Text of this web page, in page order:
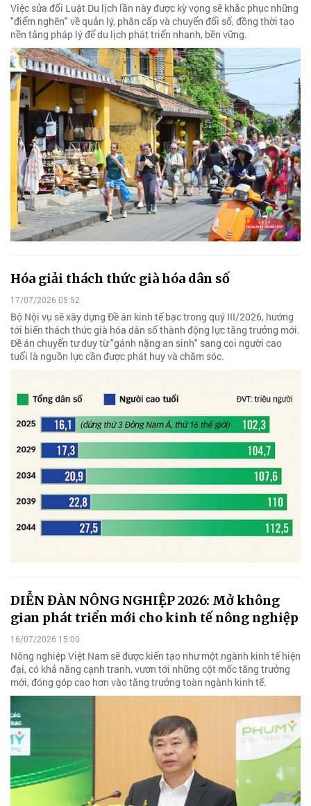
Việc sửa đổi Luật Du lịch lần này được kỳ vọng sẽ khắc phục những
"điểm nghẽn" về quản lý, phân cấp và chuyển đổi số, đồng thời tạo
nền tảng pháp lý để du lịch phát triển nhanh, bền vững.
Hóa giải thách thức già hóa dân số
17/07/2026 05:52
Bộ Nội vụ sẽ xây dựng Đề án kinh tế bạc trong quý III/2026, hướng
tới biến thách thức già hóa dân số thành động lực tăng trưởng mới.
Đề án chuyển tư duy từ "gánh nặng an sinh" sang coi người cao
tuổi là nguồn lực cần được phát huy và chăm sóc.
DIỄN ĐÀN NÔNG NGHIỆP 2026: Mở không
gian phát triển mới cho kinh tế nông nghiệp
16/07/2026 15:00
Nông nghiệp Việt Nam sẽ được kiến tạo như một ngành kinh tế hiện
đại, có khả năng cạnh tranh, vươn tới những cột mốc tăng trưởng
mới, đóng góp cao hơn vào tăng trưởng toàn ngành kinh tế.